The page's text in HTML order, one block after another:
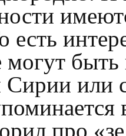
есть
могут
Сирии или
про